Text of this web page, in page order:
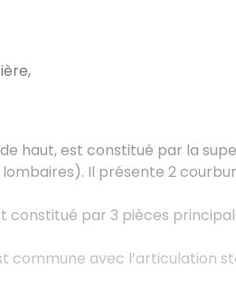
haut, est constitué par la
Il présente 2
constitué par 3 pièces
commune avec l’articulation